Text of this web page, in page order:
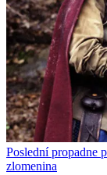
Poslední propadne
zlomenina